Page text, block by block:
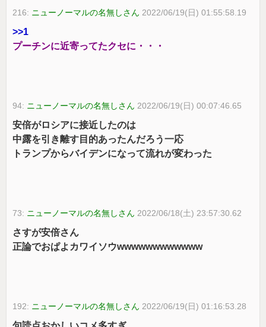
216: ニューノーマルの名無しさん 2022/06/19(日) 01:55:58.19
>>1
プーチンに近寄ってたクセに・・・
94: ニューノーマルの名無しさん 2022/06/19(日) 00:07:46.65
安倍がロシアに接近したのは
中露を引き離す目的あったんだろう一応
トランプからバイデンになって流れが変わった
73: ニューノーマルの名無しさん 2022/06/18(土) 23:57:30.62
さすが安倍さん
正論でおぱよカワイソウwwwwwwwwwwww
192: ニューノーマルの名無しさん 2022/06/19(日) 01:16:53.28